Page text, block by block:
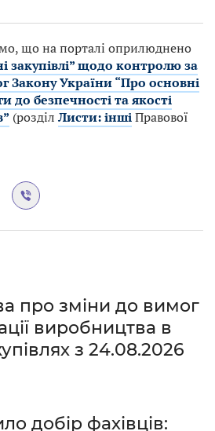
що на порталі оприлюднено
закупівлі” щодо контролю за
України “Про основні
безпечності та якості
(розділ Листи: іншіПравової
про зміни до вимог
виробництва в
з 24.08.2026
добір фахівців: